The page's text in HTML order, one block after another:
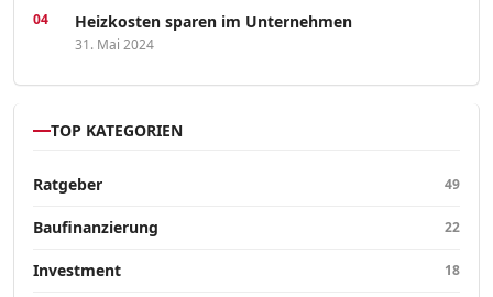
Heizkosten sparen im Unternehmen
31. Mai 2024
TOP KATEGORIEN
Ratgeber 49
Baufinanzierung 22
Investment 18